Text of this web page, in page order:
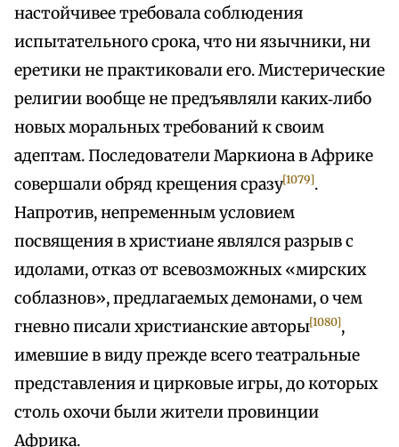
настойчивее требовала соблюдения
испытательного срока, что ни язычники, ни
еретики не практиковали его. Мистерические
религии вообще не предъявляли каких‑либо
новых моральных требований к своим
адептам. Последователи Маркиона в Африке
совершали обряд крещения сразу[1079].
Напротив, непременным условием
посвящения в христиане являлся разрыв с
идолами, отказ от всевозможных «мирских
соблазнов», предлагаемых демонами, о чем
гневно писали христианские авторы[1080],
имевшие в виду прежде всего театральные
представления и цирковые игры, до которых
столь охочи были жители провинции
Африка.